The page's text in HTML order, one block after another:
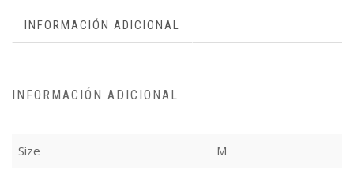
INFORMACIÓN ADICIONAL
INFORMACIÓN ADICIONAL
Size M